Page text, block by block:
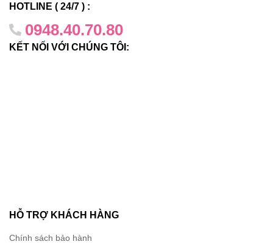
HOTLINE ( 24/7 ) :
0948.40.70.80
KẾT NỐI VỚI CHÚNG TÔI:
HỖ TRỢ KHÁCH HÀNG
Chính sách bảo hành